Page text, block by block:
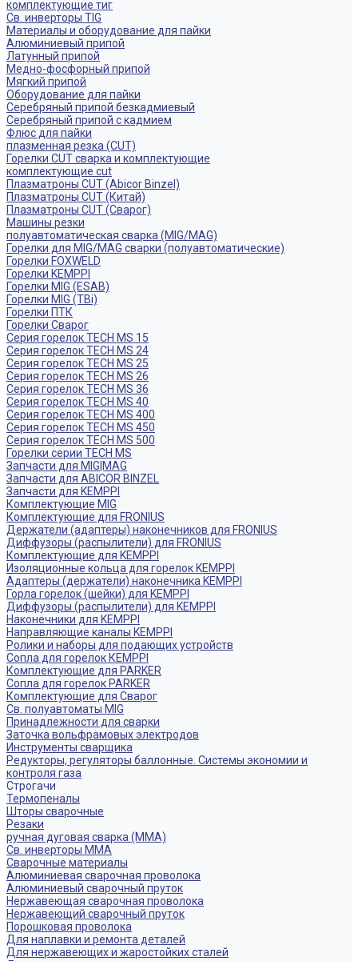
комплектующие тиг
Св. инверторы TIG
Материалы и оборудование для пайки
Алюминиевый припой
Латунный припой
Медно-фосфорный припой
Мягкий припой
Оборудование для пайки
Серебряный припой безкадмиевый
Серебряный припой с кадмием
Флюс для пайки
плазменная резка (CUT)
Горелки CUT сварка и комплектующие
комплектующие cut
Плазматроны CUT (Abicor Binzel)
Плазматроны CUT (Китай)
Плазматроны CUT (Сварог)
Машины резки
полуавтоматическая сварка (MIG/MAG)
Горелки для MIG/MAG сварки (полуавтоматические)
Горелки FOXWELD
Горелки KEMPPI
Горелки MIG (ESAB)
Горелки MIG (TBi)
Горелки ПТК
Горелки Сварог
Серия горелок TECH MS 15
Серия горелок TECH MS 24
Серия горелок TECH MS 25
Серия горелок TECH MS 26
Серия горелок TECH MS 36
Серия горелок TECH MS 40
Серия горелок TECH MS 400
Серия горелок TECH MS 450
Серия горелок TECH MS 500
Горелки серии TECH MS
Запчасти для MIG|MAG
Запчасти для ABICOR BINZEL
Запчасти для KEMPPI
Комплектующие MIG
Комплектующие для FRONIUS
Держатели (адаптеры) наконечников для FRONIUS
Диффузоры (распылители) для FRONIUS
Комплектующие для KEMPPI
Изоляционные кольца для горелок KEMPPI
Адаптеры (держатели) наконечника KEMPPI
Горла горелок (шейки) для KEMPPI
Диффузоры (распылители) для KEMPPI
Наконечники для KEMPPI
Направляющие каналы KEMPPI
Ролики и наборы для подающих устройств
Сопла для горелок КЕМPPI
Комплектующие для PARKER
Сопла для горелок PARKER
Комплектующие для Сварог
Св. полуавтоматы MIG
Принадлежности для сварки
Заточка вольфрамовых электродов
Инструменты сварщика
Редукторы, регуляторы баллонные. Системы экономии и
контроля газа
Строгачи
Термопеналы
Шторы сварочные
Резаки
ручная дуговая сварка (MMA)
Св. инверторы MMA
Сварочные материалы
Алюминиевая сварочная проволока
Алюминиевый сварочный пруток
Нержавеющая сварочная проволока
Нержавеющий сварочный пруток
Порошковая проволока
Для наплавки и ремонта деталей
Для нержавеющих и жаростойких сталей